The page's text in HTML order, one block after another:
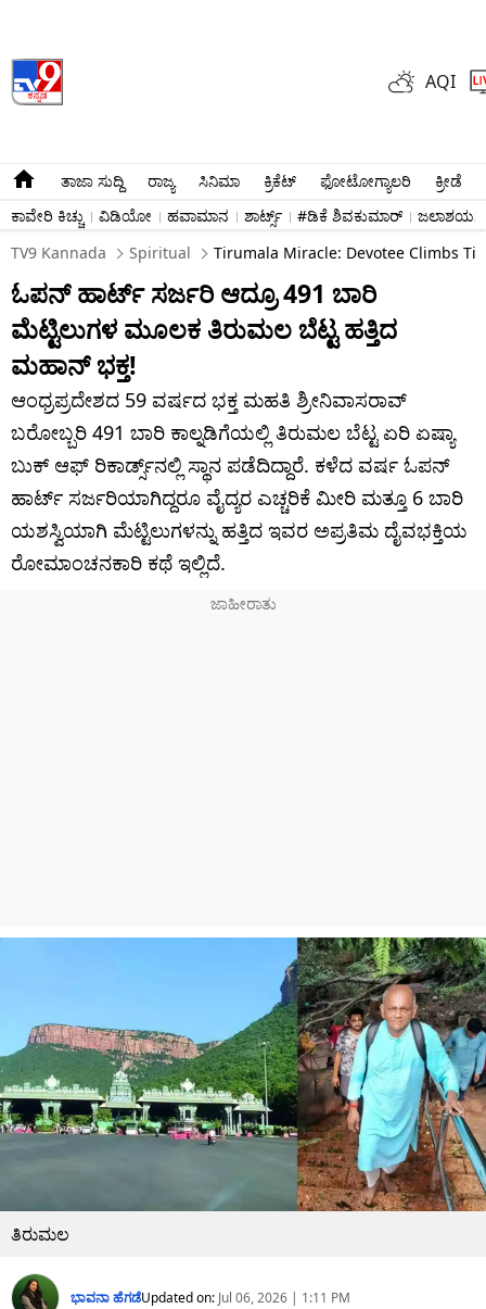
AQI
ತಾಜಾ ಸುದ್ದಿ ರಾಜ್ಯ ಸಿನಿಮಾ ಕ್ರಿಕೆಟ್​ ಫೋಟೋಗ್ಯಾಲರಿ
ಕ್ರೀಡೆ
ಕಾವೇರಿ ಕಿಚ್ಚು
ವಿಡಿಯೋ ಹವಾಮಾನ ಶಾರ್ಟ್ಸ್​ #ಡಿಕೆ ಶಿವಕುಮಾರ್​
TV9 Kannada
Spiritual Tirumala Miracle: Devotee Climbs
ಓಪನ್ ಹಾರ್ಟ್ ಸರ್ಜರಿ ಆದ್ರೂ 491 ಬಾರಿ
ಮೆಟ್ಟಿಲುಗಳ ಮೂಲಕ ತಿರುಮಲ ಬೆಟ್ಟ ಹತ್ತಿದ
ಮಹಾನ್ ಭಕ್ತ!
ಆಂಧ್ರಪ್ರದೇಶದ 59 ವರ್ಷದ ಭಕ್ತ ಮಹತಿ ಶ್ರೀನಿವಾಸರಾವ್
ಬರೋಬ್ಬರಿ 491 ಬಾರಿ ಕಾಲ್ನಡಿಗೆಯಲ್ಲಿ ತಿರುಮಲ ಬೆಟ್ಟ ಏರಿ ಏಷ್ಯಾ
ಬುಕ್ ಆಫ್ ರಿಕಾರ್ಡ್ಸ್‌ನಲ್ಲಿ ಸ್ಥಾನ ಪಡೆದಿದ್ದಾರೆ. ಕಳೆದ ವರ್ಷ ಓಪನ್
ಹಾರ್ಟ್ ಸರ್ಜರಿಯಾಗಿದ್ದರೂ ವೈದ್ಯರ ಎಚ್ಚರಿಕೆ ಮೀರಿ ಮತ್ತೂ 6 ಬಾರಿ
ಯಶಸ್ವಿಯಾಗಿ ಮೆಟ್ಟಿಲುಗಳನ್ನು ಹತ್ತಿದ ಇವರ ಅಪ್ರತಿಮ ದೈವಭಕ್ತಿಯ
ರೋಮಾಂಚನಕಾರಿ ಕಥೆ ಇಲ್ಲಿದೆ.
ತಿರುಮಲ
ಭಾವನಾ ಹೆಗಡೆUpdated on: Jul 06, 2026 | 1:11 PM